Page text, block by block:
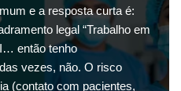
e a resposta curta é:
legal “Trabalho em
então tenho
vezes, não. O risco
(contato com pacientes,